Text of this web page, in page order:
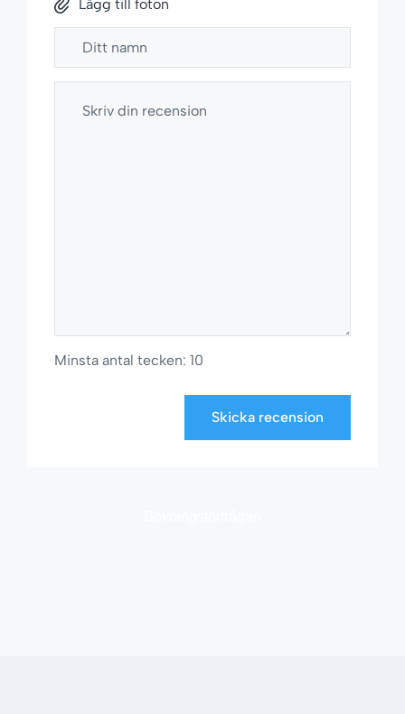
Lägg till foton
Minsta antal tecken: 10
Skicka recension